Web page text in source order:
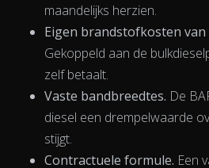
The chart has 1 X axis
maandelijks herzien.
Eigen brandstofkosten van
Gekoppeld aan de
zelf betaalt.
Vaste bandbreedtes. De
diesel een drempelwaarde
stijgt.
Contractuele formule. Een